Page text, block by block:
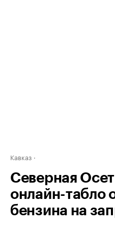
Кавказ
Северная
онлайн-табло
бензина на